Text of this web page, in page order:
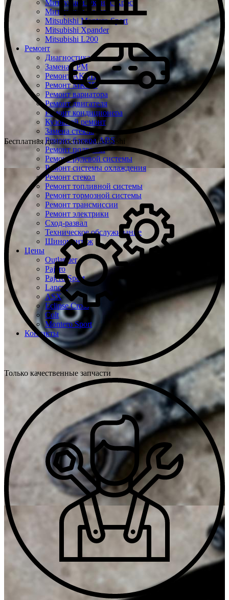
Митсубиси Эклипс Кросс
Митсубиси Кольт
Mitsubishi Montero Sport
Mitsubishi Xpander
Mitsubishi L200
Ремонт
Диагностика
Замена ГРМ
Ремонт АКПП
Ремонт МКПП
Ремонт вариатора
Ремонт двигателя
Ремонт кондиционера
Кузовной ремонт
Замена стекла
Ремонт блоков ABS
Ремонт подвески
Ремонт рулевой системы
Ремонт системы охлаждения
Ремонт стекол
Ремонт топливной системы
Ремонт тормозной системы
Ремонт трансмиссии
Ремонт электрики
Сход-развал
Техническое обслуживание
Шиномонтаж
Цены
Outlander
Pajero
Pajero Sport
Lancer
ASX
Eclipse Cross
Colt
Montero Sport
Контакты
Бесплатная диагностика Mitsubishi
Только качественные запчасти